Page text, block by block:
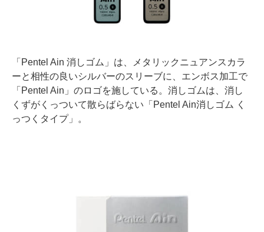
「Pentel Ain 消しゴム」は、メタリックニュアンスカラ
ーと相性の良いシルバーのスリーブに、エンボス加工で
「Pentel Ain」のロゴを施している。消しゴムは、消し
くずがくっついて散らばらない「Pentel Ain消しゴム く
っつくタイプ」。